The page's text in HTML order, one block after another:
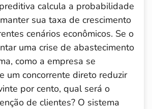
calcula a probabilidade
sua taxa de crescimento
cenários econômicos. Se o
uma crise de abastecimento
como a empresa se
um concorrente direto reduzir
por cento, qual será o
de clientes? O sistema